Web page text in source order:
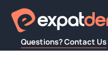
Questions? Contact Us